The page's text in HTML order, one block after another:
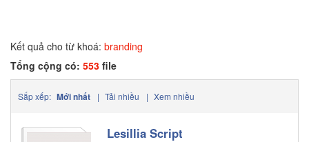
Kết quả cho từ khoá: branding
Tổng cộng có: 553 file
Sắp xếp: Mới nhất | Tải nhiều | Xem nhiều
Lesillia Script